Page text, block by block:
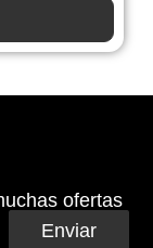
ofertas
Enviar